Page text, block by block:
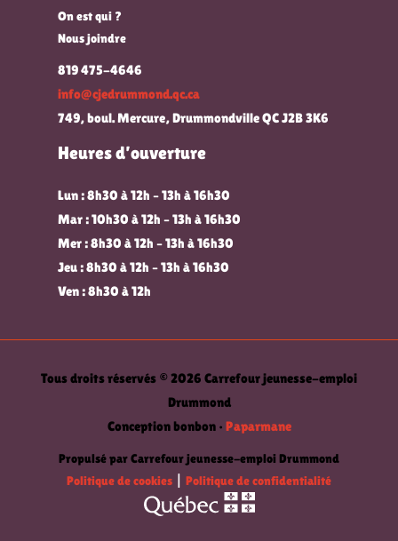
On est qui ?
Nous joindre
819 475-4646
info@cjedrummond.qc.ca
749, boul. Mercure, Drummondville QC J2B 3K6
Heures d’ouverture
Lun : 8h30 à 12h – 13h à 16h30
Mar : 10h30 à 12h – 13h à 16h30
Mer : 8h30 à 12h – 13h à 16h30
Jeu : 8h30 à 12h – 13h à 16h30
Ven : 8h30 à 12h
Tous droits réservés © 2026 Carrefour jeunesse-emploi
Drummond
Conception bonbon • Paparmane
Propulsé par Carrefour jeunesse-emploi Drummond
Politique de cookies
Politique de confidentialité